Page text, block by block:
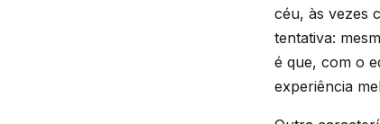
céu, às vezes
tentativa:
é que, com o
experiência